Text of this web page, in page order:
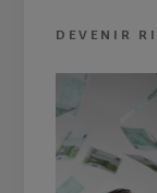
DEVENIR